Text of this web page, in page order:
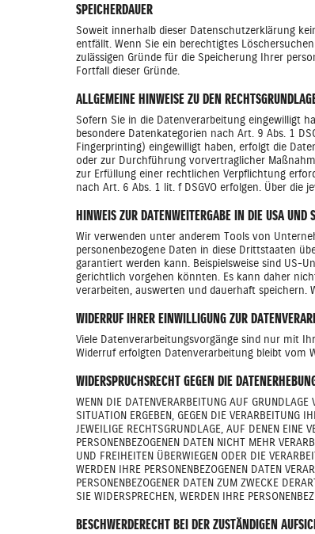
SPEICHERDAUER
Soweit innerhalb dieser Datenschutzerklärung
entfällt. Wenn Sie ein berechtigtes
zulässigen Gründe für die Speicherung Ihrer
Fortfall dieser Gründe.
ALLGEMEINE HINWEISE ZU DEN
Sofern Sie in die Datenverarbeitung eingewilligt
besondere Datenkategorien nach Art. 9 Abs. 1
Fingerprinting) eingewilligt haben, erfolgt die
oder zur Durchführung vorvertraglicher
zur Erfüllung einer rechtlichen Verpflichtung
nach Art. 6 Abs. 1 lit. f DSGVO erfolgen. Über die
HINWEIS ZUR DATENWEITERGABE IN DIE USA UND
Wir verwenden unter anderem Tools von
personenbezogene Daten in diese Drittstaaten
garantiert werden kann. Beispielsweise sind US-
gerichtlich vorgehen könnten. Es kann daher
verarbeiten, auswerten und dauerhaft speichern.
WIDERRUF IHRER EINWILLIGUNG ZUR
Viele Datenverarbeitungsvorgänge sind nur mit
Widerruf erfolgten Datenverarbeitung bleibt vom
WIDERSPRUCHSRECHT GEGEN DIE
WENN DIE DATENVERARBEITUNG AUF
SITUATION ERGEBEN, GEGEN DIE VERARBEITUNG
JEWEILIGE RECHTSGRUNDLAGE, AUF DENEN EINE
PERSONENBEZOGENEN DATEN NICHT MEHR
UND FREIHEITEN ÜBERWIEGEN ODER DIE
WERDEN IHRE PERSONENBEZOGENEN DATEN
PERSONENBEZOGENER DATEN ZUM ZWECKE
SIE WIDERSPRECHEN, WERDEN IHRE
BESCHWERDERECHT BEI DER ZUSTÄNDIGEN